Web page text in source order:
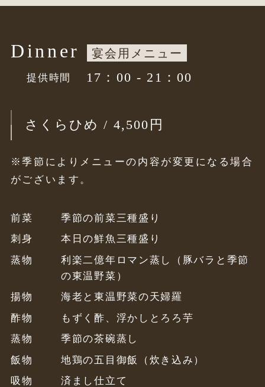
Dinner 宴会用メニュー
提供時間 17：00 - 21：00
さくらひめ / 4,500円
※季節によりメニューの内容が変更になる場合
がございます。
前菜
季節の前菜三種盛り
刺身
本日の鮮魚三種盛り
蒸物
利楽二億年ロマン蒸し（豚バラと季節
の東温野菜）
揚物
海老と東温野菜の天婦羅
酢物
もずく酢、浮かしとろろ芋
蒸物
季節の茶碗蒸し
飯物
地鶏の五目御飯（炊き込み）
吸物
済まし仕立て